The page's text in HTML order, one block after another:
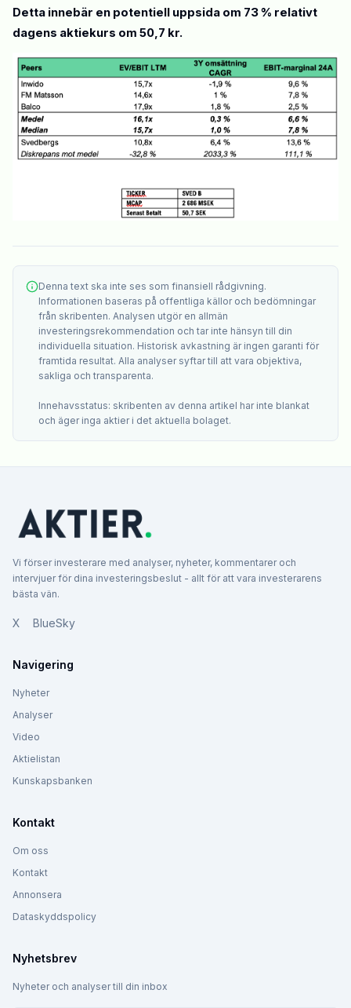
Detta innebär en potentiell uppsida om 73% relativt
dagens aktiekurs om 50,7 kr.
Denna text ska inte ses som finansiell rådgivning.
Informationen baseras på offentliga källor och bedömningar
från skribenten. Analysen utgör en allmän
investeringsrekommendation och tar inte hänsyn till din
individuella situation. Historisk avkastning är ingen garanti för
framtida resultat. Alla analyser syftar till att vara objektiva,
sakliga och transparenta.
Innehavsstatus: skribenten av denna artikel har inte blankat
och äger inga aktier i det aktuella bolaget.
Vi förser investerare med analyser, nyheter, kommentarer och
intervjuer för dina investeringsbeslut - allt för att vara investerarens
bästa vän.
X BlueSky
Navigering
Nyheter
Analyser
Video
Aktielistan
Kunskapsbanken
Kontakt
Om oss
Kontakt
Annonsera
Dataskyddspolicy
Nyhetsbrev
Nyheter och analyser till din inbox